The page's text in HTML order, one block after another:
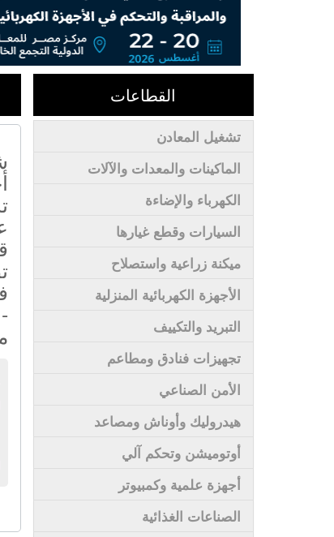
القطاعات
تشغيل المعادن
الماكينات والمعدات والآلات
الكهرباء والإضاءة
السيارات وقطع غيارها
ميكنة زراعية واستصلاح
الأجهزة الكهربائية المنزلية
التبريد والتكييف
تجهيزات فنادق ومطاعم
الأمن الصناعي
هيدروليك وأوناش ومصاعد
أوتوميشن وتحكم آلي
أجهزة علمية وكمبيوتر
الصناعات الغذائية